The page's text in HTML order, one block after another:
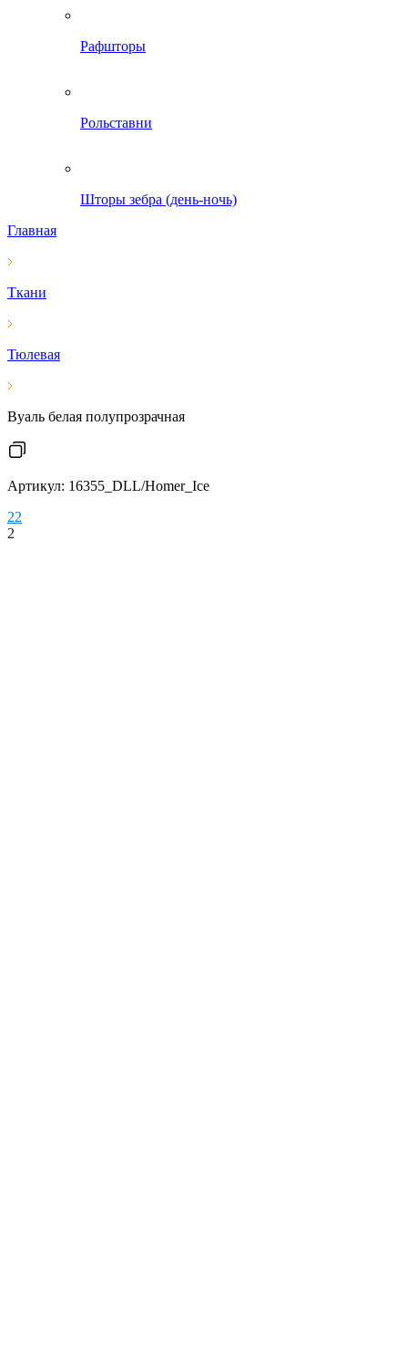
Рафшторы
Рольставни
Шторы зебра (день-ночь)
Главная
Ткани
Тюлевая
Вуаль белая полупрозрачная
Артикул: 16355_DLL/Homer_Ice
22
2